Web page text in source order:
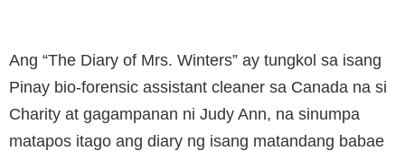
Ang “The Diary of Mrs. Winters” ay tungkol sa isang
Pinay bio-forensic assistant cleaner sa Canada na si
Charity at gagampanan ni Judy Ann, na sinumpa
matapos itago ang diary ng isang matandang babae